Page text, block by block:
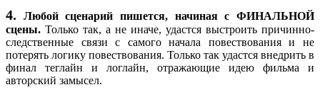
помех свой
труп (это он в
будущем)
после
появляется
он, который
и после начинается сцена с глотанием
4.
Любой сценарий пишется, начиная с ФИНАЛЬНОЙ
сцены. Только так, а не иначе, удастся выстроить причинно-
следственные связи с самого начала повествования и не
потерять логику повествования. Только так удастся внедрить в
финал теглайн и логлайн, отражающие идею фильма и
авторский замысел.